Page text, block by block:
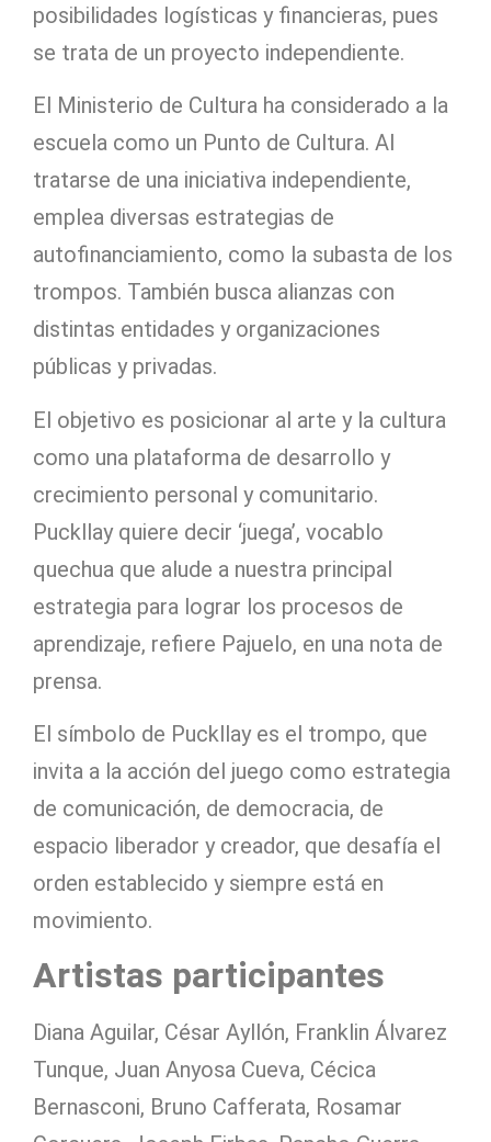
posibilidades logísticas y financieras, pues
se trata de un proyecto independiente.
El Ministerio de Cultura ha considerado a la
escuela como un Punto de Cultura. Al
tratarse de una iniciativa independiente,
emplea diversas estrategias de
autofinanciamiento, como la subasta de los
trompos. También busca alianzas con
distintas entidades y organizaciones
públicas y privadas.
El objetivo es posicionar al arte y la cultura
como una plataforma de desarrollo y
crecimiento personal y comunitario.
Puckllay quiere decir ‘juega’, vocablo
quechua que alude a nuestra principal
estrategia para lograr los procesos de
aprendizaje, refiere Pajuelo, en una nota de
prensa.
El símbolo de Puckllay es el trompo, que
invita a la acción del juego como estrategia
de comunicación, de democracia, de
espacio liberador y creador, que desafía el
orden establecido y siempre está en
movimiento.
Artistas participantes
Diana Aguilar, César Ayllón, Franklin Álvarez
Tunque, Juan Anyosa Cueva, Cécica
Bernasconi, Bruno Cafferata, Rosamar